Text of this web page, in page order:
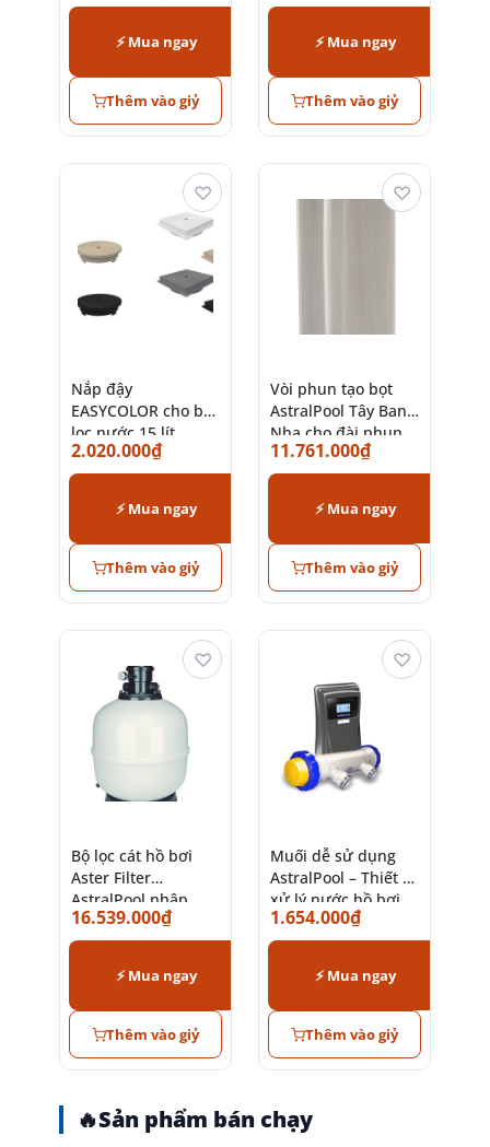
⚡ Mua ngay
Thêm vào giỷ
⚡ Mua ngay
Thêm vào giỷ
Nắp đậy
EASYCOLOR cho bộ
lọc nước 15 lít
AstralPool chính
hãng
2.020.000₫
⚡ Mua ngay
Thêm vào giỷ
♡
Vòi phun tạo bọt
AstralPool Tây Ban
Nha cho đài phun
nước hồ bơi
11.761.000₫
⚡ Mua ngay
Thêm vào giỷ
♡
Bộ lọc cát hồ bơi
Aster Filter
AstralPool nhập
khẩu chính hãng
16.539.000₫
⚡ Mua ngay
Thêm vào giỷ
♡
Muối dễ sử dụng
AstralPool – Thiết bị
xử lý nước hồ bơi
chính hãng
1.654.000₫
⚡ Mua ngay
Thêm vào giỷ
♡
🔥Sản phẩm bán chạy